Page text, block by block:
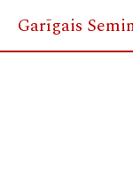
Skip
Garīgais